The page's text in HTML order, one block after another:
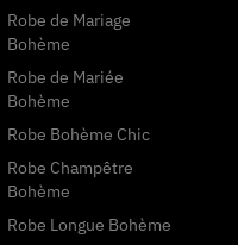
Robe de Mariage
Bohème
Robe de Mariée
Bohème
Robe Bohème Chic
Robe Champêtre
Bohème
Robe Longue Bohème